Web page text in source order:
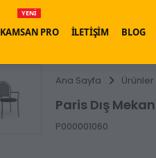
YENİ
KAMSAN PRO İLETİŞİM BLOG
Ana Sayfa Ürünler
Paris Dış
P000001060